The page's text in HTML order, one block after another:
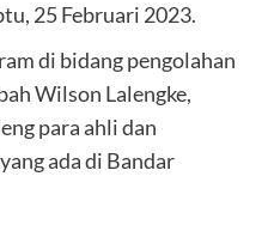
25 Februari 2023.
di bidang pengolahan
Wilson Lalengke,
para ahli dan
ada di Bandar